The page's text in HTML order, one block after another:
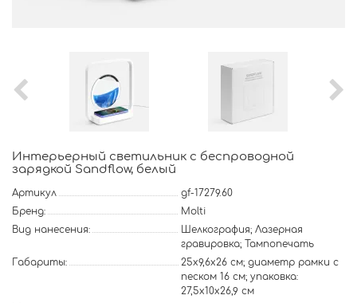
Интерьерный светильник с беспроводной
зарядкой Sandflow, белый
Артикул
gf-17279.60
Бренд:
Molti
Вид нанесения:
Шелкография; Лазерная
гравировка; Тампопечать
Габариты:
25x9,6x26 см; диаметр рамки с
песком 16 см; упаковка:
27,5x10x26,9 см